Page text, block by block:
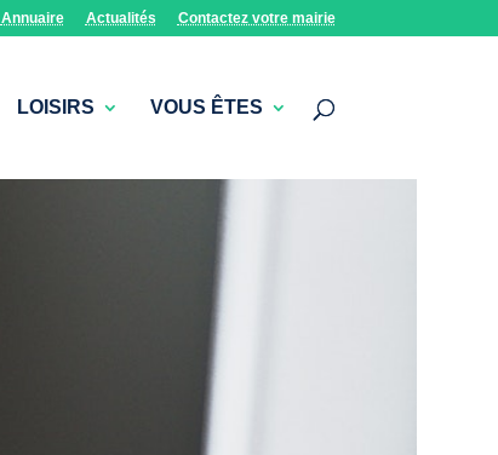
Annuaire Actualités Contactez votre mairie
LOISIRS VOUS ÊTES